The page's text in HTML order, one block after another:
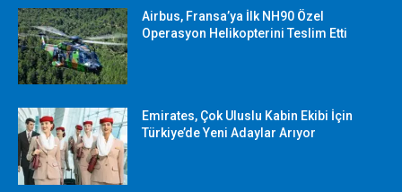
Airbus, Fransa’ya İlk NH90 Özel
Operasyon Helikopterini Teslim Etti
Emirates, Çok Uluslu Kabin Ekibi İçin
Türkiye’de Yeni Adaylar Arıyor